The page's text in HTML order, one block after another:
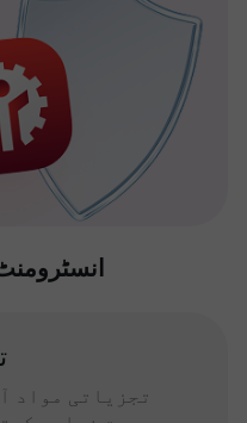
120+
تجزیاتی مواد